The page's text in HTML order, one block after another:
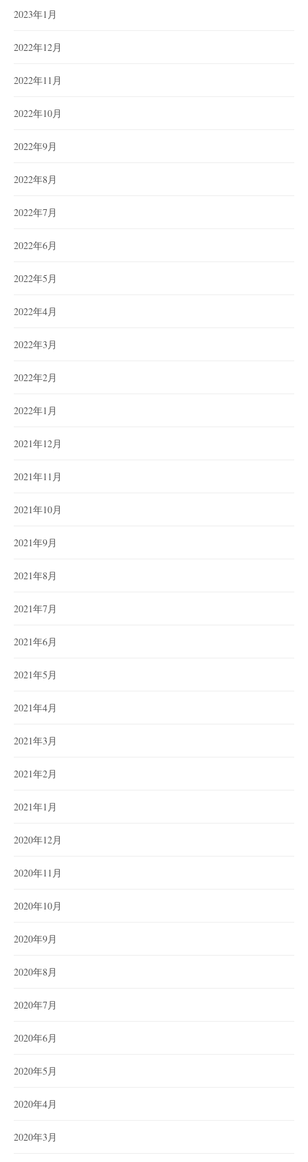
2023年1月
2022年12月
2022年11月
2022年10月
2022年9月
2022年8月
2022年7月
2022年6月
2022年5月
2022年4月
2022年3月
2022年2月
2022年1月
2021年12月
2021年11月
2021年10月
2021年9月
2021年8月
2021年7月
2021年6月
2021年5月
2021年4月
2021年3月
2021年2月
2021年1月
2020年12月
2020年11月
2020年10月
2020年9月
2020年8月
2020年7月
2020年6月
2020年5月
2020年4月
2020年3月